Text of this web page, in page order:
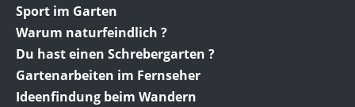
Sport im Garten
Warum naturfeindlich ?
Du hast einen Schrebergarten ?
Gartenarbeiten im Fernseher
Ideenfindung beim Wandern